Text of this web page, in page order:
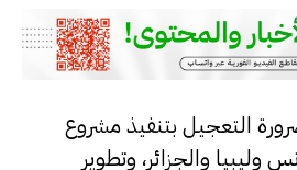
التعجيل بتنفيذ مشروع
وليبيا والجزائر، وتطوير